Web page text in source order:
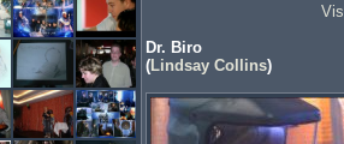
Dr. Biro
(Lindsay Collins)